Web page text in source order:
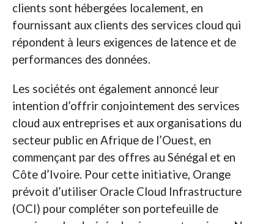
clients sont hébergées localement, en
fournissant aux clients des services cloud qui
répondent à leurs exigences de latence et de
performances des données.
Les sociétés ont également annoncé leur
intention d’offrir conjointement des services
cloud aux entreprises et aux organisations du
secteur public en Afrique de l’Ouest, en
commençant par des offres au Sénégal et en
Côte d’Ivoire. Pour cette initiative, Orange
prévoit d’utiliser Oracle Cloud Infrastructure
(OCI) pour compléter son portefeuille de